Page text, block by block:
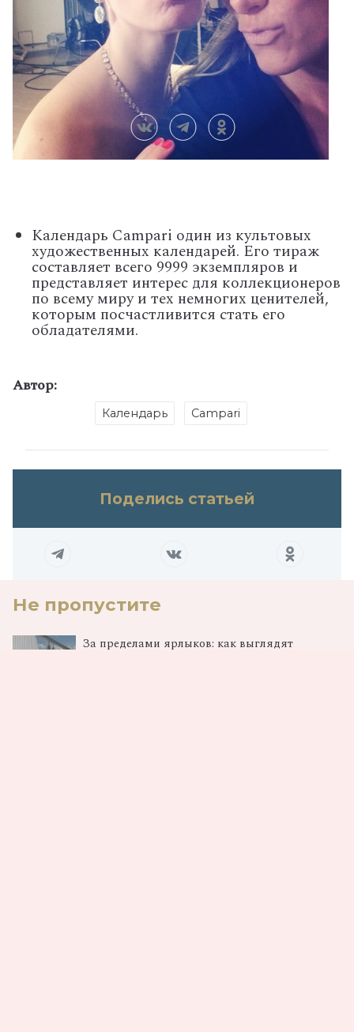
Календарь Campari один из культовых
художественных календарей. Его тираж
составляет всего 9999 экземпляров и
представляет интерес для коллекционеров
по всему миру и тех немногих ценителей,
которым посчастливится стать его
обладателями.
Автор:
Календарь Campari
Поделись статьей
Не пропустите
За пределами ярлыков: как выглядят